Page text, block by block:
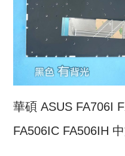
華碩 ASUS FA706I
FA506IC FA506IH